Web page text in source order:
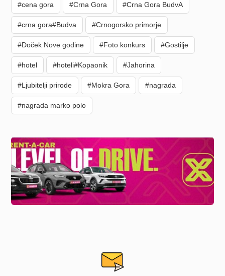
#cena gora #Crna Gora #Crna Gora BudvA
#crna gora#Budva #Crnogorsko primorje
#Doček Nove godine #Foto konkurs #Gostilje
#hotel #hoteli#Kopaonik #Jahorina
#Ljubitelji prirode #Mokra Gora #nagrada
#nagrada marko polo